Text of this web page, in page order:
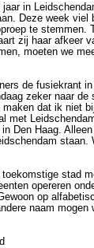
in
Deze week viel
te stemmen.
zij haar afkeer
moeten we
de fusiekrant
zeker naar de
dat ik niet
met
Den Haag.
staan.
stad
opereren
op
naam mogen